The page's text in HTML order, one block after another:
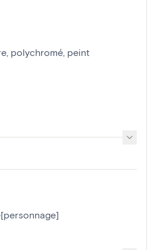
, polychromé, peint